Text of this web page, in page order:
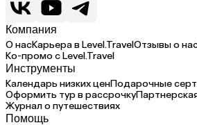
Компания
О насКарьера в Level.TravelОтзывы о
Ко-промо с Level.Travel
Инструменты
Календарь низких ценПодарочные
Оформить тур в рассрочку
Журнал о путешествиях
Помощь